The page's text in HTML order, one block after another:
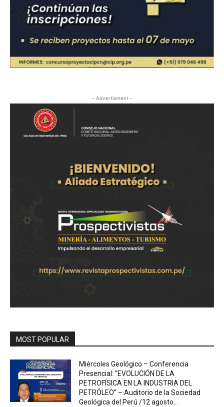
- Advertisment -
MOST POPULAR
Miércoles Geológico – Conferencia
Presencial: “EVOLUCIÓN DE LA
PETROFÍSICA EN LA INDUSTRIA DEL
PETRÓLEO” – Auditorio de la Sociedad
Geológica del Perú /12 agosto...